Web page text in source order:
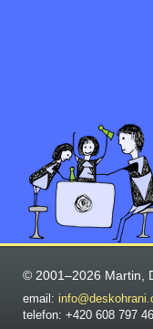
© 2001–2026 Martin,
email:
telefon: +420 608 797